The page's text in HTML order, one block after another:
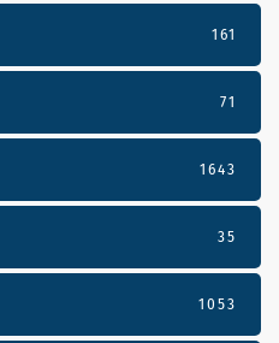
161
71
1643
35
1053